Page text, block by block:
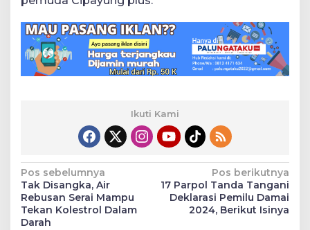
Ikuti Kami
Navigasi
pos
Pos sebelumnya
Tak Disangka, Air
Rebusan Serai Mampu
Tekan Kolestrol Dalam
Darah
Pos berikutnya
17 Parpol Tanda Tangani
Deklarasi Pemilu Damai
2024, Berikut Isinya